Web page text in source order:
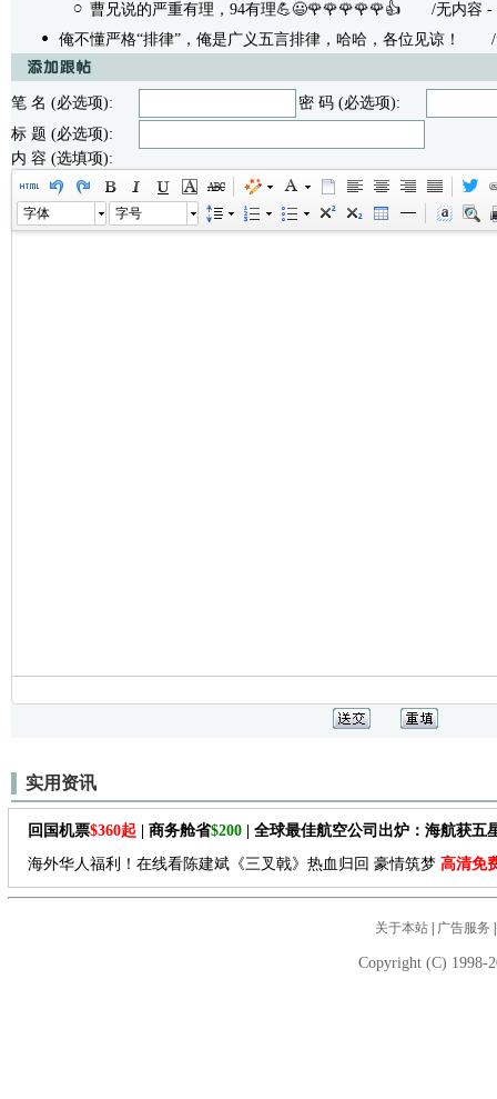
曹兄说的严重有理，94有理💪😃🌹🌹🌹🌹🌹👍 /无内容 -
俺不懂严格“排律”，俺是广义五言排律，哈哈，各位见谅！
/无
笔 名 (必选项):
密 码 (必选项):
标 题 (必选项):
内 容 (选填项):
字体 字号
实用资讯
回国机票$360起 | 商务舱省$200 | 全球最佳航空公司出炉：海航获五
海外华人福利！在线看陈建斌《三叉戟》热血归回 豪情筑梦 高清免
关于本站| 广告服务
Copyright (C) 1998-